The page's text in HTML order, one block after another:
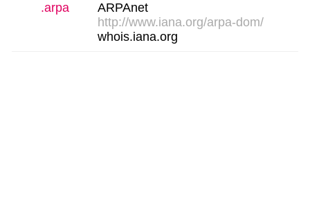
.arpa
ARPAnet
http://www.iana.org/arpa-dom/
whois.iana.org